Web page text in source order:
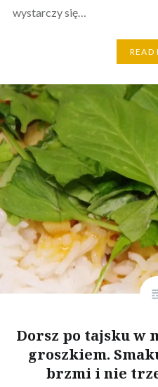
wystarczy się…
READ
Dorsz po tajsku w
groszkiem.
brzmi i nie